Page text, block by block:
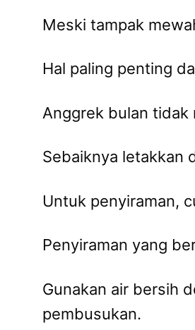
Meski tampak
Hal paling penting
Anggrek bulan tidak
Sebaiknya letakkan
Untuk penyiraman,
Penyiraman yang
Gunakan air bersih
pembusukan.